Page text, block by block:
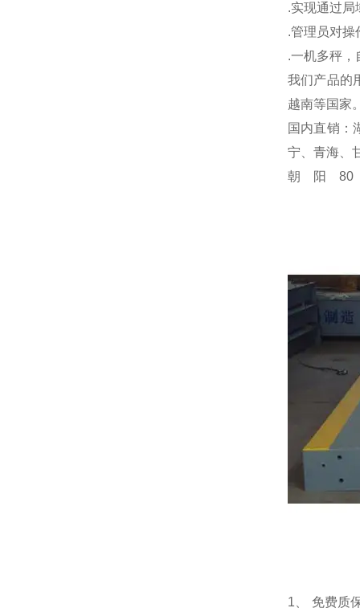
.实现通过局
.管理员对操
.一机多秤，
我们产品的
越南等国家
国内直销：
宁、青海、
朝阳
1 、 免费